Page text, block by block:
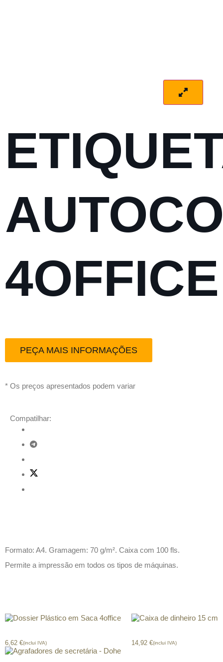
4OFFICE
PEÇA MAIS INFORMAÇÕES
* Os preços apresentados podem variar
Compatilhar:
Formato: A4. Gramagem: 70 g/m². Caixa com 100 fls.
Permite a impressão em todos os tipos de máquinas.
6,62 €(inclui IVA) 14,92 €(inclui IVA)